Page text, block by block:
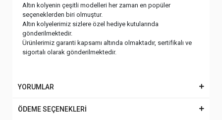
Altın kolyenin çeşitli modelleri her zaman en popüler
seçeneklerden biri olmuştur.
Altın kolyelerimiz sizlere özel hediye kutularında
gönderilmektedir.
Ürünlerimiz garanti kapsamı altında olmaktadır, sertifikalı ve
sigortalı olarak gönderilmektedir.
YORUMLAR
ÖDEME SEÇENEKLERİ